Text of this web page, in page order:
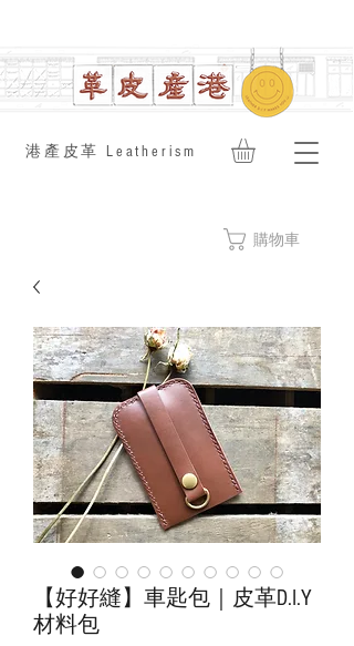
​港產皮革 Leatherism
購物車
【好好縫】車匙包｜皮革D.I.Y
材料包